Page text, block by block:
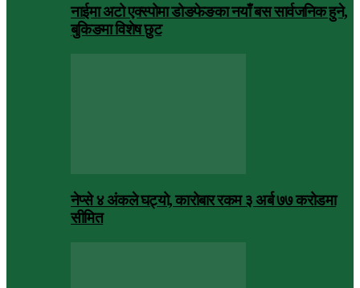
नाईमा अटो एक्स्पोमा डोङफेङका नयाँ बस सार्वजनिक हुने,
बुकिङमा विशेष छुट
नेप्से ४ अंकले घट्यो, कारोबार रकम ३ अर्ब ७७ करोडमा
सीमित